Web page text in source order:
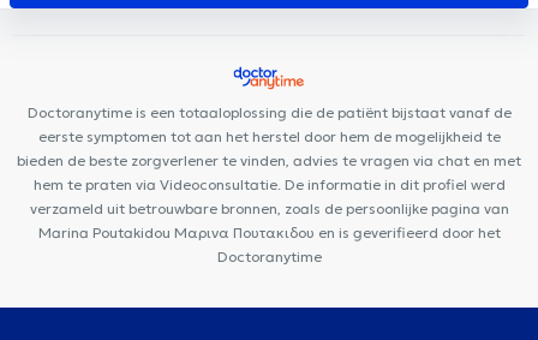
Centre Saint-Henri
CP3 Motion Rehab (MoRe)
Minerva Med
I Care Center Centre Adem
Doctoranytime is een totaaloplossing die de patiënt bijstaat vanaf de
eerste symptomen tot aan het herstel door hem de mogelijkheid te
bieden de beste zorgverlener te vinden, advies te vragen via chat en met
hem te praten via Videoconsultatie. De informatie in dit profiel werd
verzameld uit betrouwbare bronnen, zoals de persoonlijke pagina van
Marina Poutakidou Μαρινα Πουτακιδου en is geverifieerd door het
Doctoranytime